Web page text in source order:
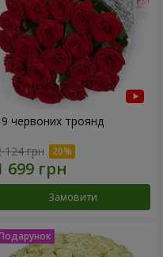
червоних троянд
124 грн
Замовити